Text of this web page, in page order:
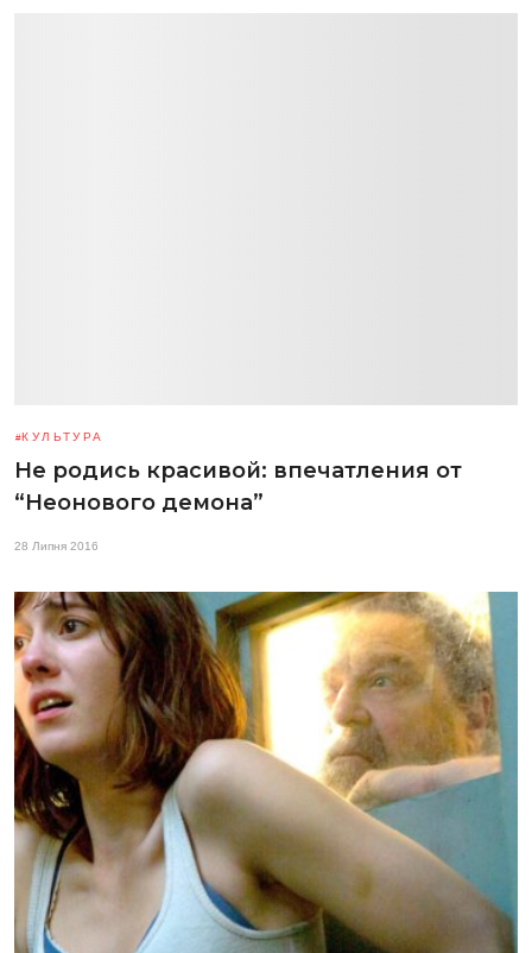
КУЛЬТУРА
Не родись красивой: впечатления от
“Неонового демона”
28 Липня 2016